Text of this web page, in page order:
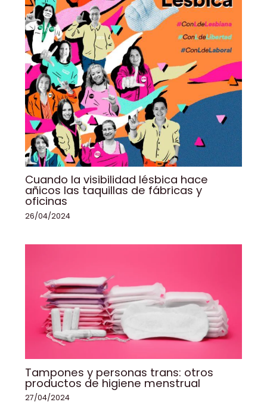
Cuando la visibilidad lésbica hace
añicos las taquillas de fábricas y
oficinas
26/04/2024
Tampones y personas trans: otros
productos de higiene menstrual
27/04/2024